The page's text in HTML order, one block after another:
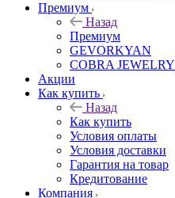
Премиум
Назад
Премиум
GEVORKYAN
COBRA JEWELRY
Акции
Как купить
Назад
Как купить
Условия оплаты
Условия доставки
Гарантия на товар
Кредитование
Компания